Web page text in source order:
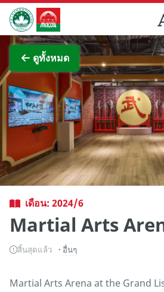
Skip to Main Content
สำนักงานการท่องเที่ยวของรัฐบาลมาเ
ดูทั้งหมด
ภาพข
เดือน: 2024/6
Martial Arts
สิ้นสุดแล้ว อื่นๆ
Martial Arts Arena at the Grand